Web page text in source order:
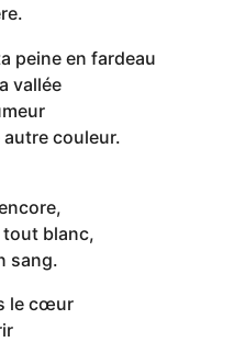
peine en fardeau
vallée
autre couleur.
tout blanc,
sang.
le cœur